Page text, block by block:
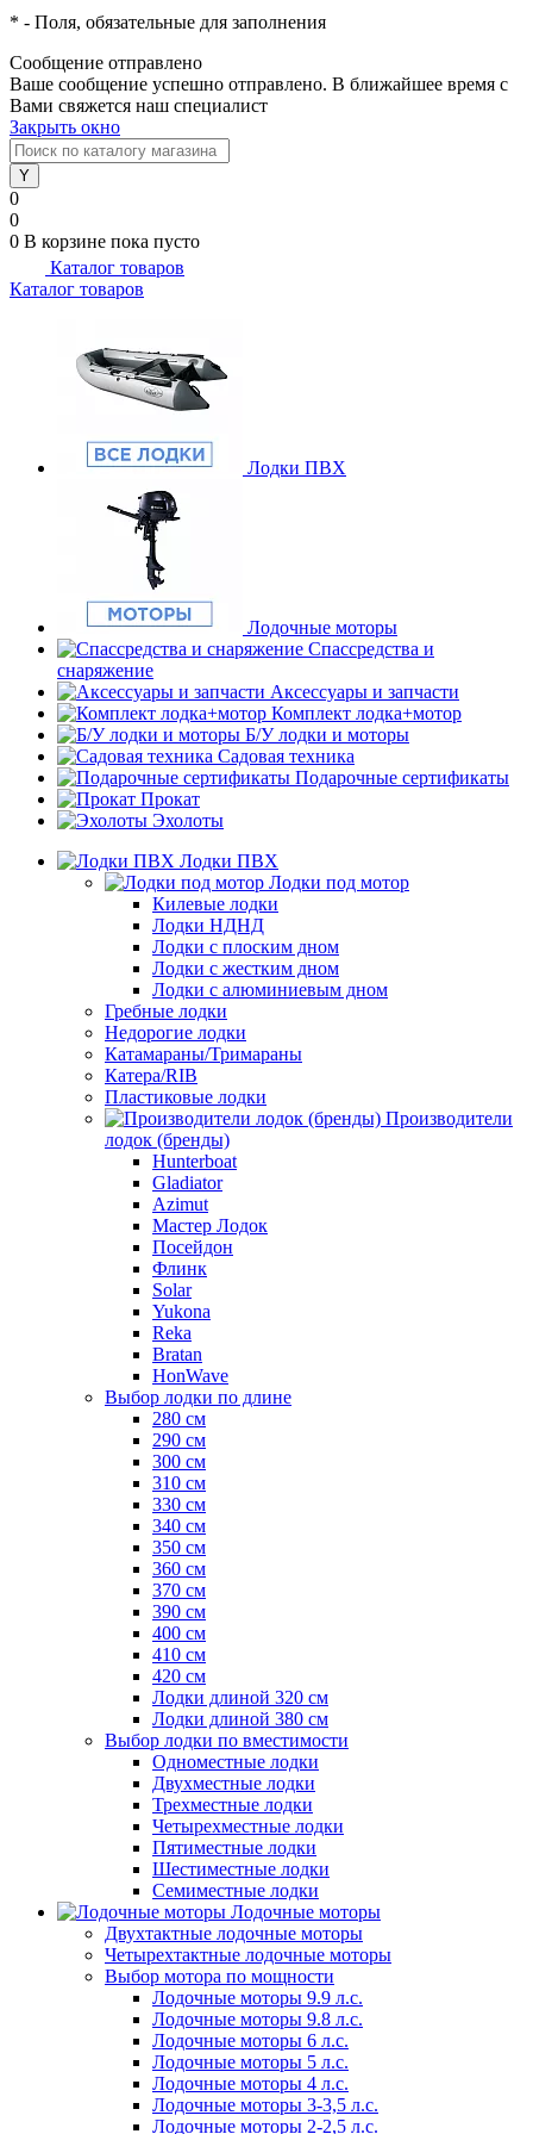
* - Поля, обязательные для заполнения
Сообщение отправлено
Ваше сообщение успешно отправлено. В ближайшее время с
Вами свяжется наш специалист
Закрыть окно
0
0
0 В корзине пока пусто
Каталог товаров
Каталог товаров
Лодки ПВХ
Лодочные моторы
Спассредства и
снаряжение
Аксессуары и запчасти
Комплект лодка+мотор
Б/У лодки и моторы
Садовая техника
Подарочные сертификаты
Прокат
Эхолоты
Лодки ПВХ
Лодки под мотор
Килевые лодки
Лодки НДНД
Лодки с плоским дном
Лодки с жестким дном
Лодки с алюминиевым дном
Гребные лодки
Недорогие лодки
Катамараны/Тримараны
Катера/RIB
Пластиковые лодки
Производители
лодок (бренды)
Hunterboat
Gladiator
Azimut
Мастер Лодок
Посейдон
Флинк
Solar
Yukona
Reka
Bratan
HonWave
Выбор лодки по длине
280 см
290 см
300 см
310 см
330 см
340 см
350 см
360 см
370 см
390 см
400 см
410 см
420 см
Лодки длиной 320 см
Лодки длиной 380 см
Выбор лодки по вместимости
Одноместные лодки
Двухместные лодки
Трехместные лодки
Четырехместные лодки
Пятиместные лодки
Шестиместные лодки
Семиместные лодки
Лодочные моторы
Двухтактные лодочные моторы
Четырехтактные лодочные моторы
Выбор мотора по мощности
Лодочные моторы 9.9 л.с.
Лодочные моторы 9.8 л.с.
Лодочные моторы 6 л.с.
Лодочные моторы 5 л.с.
Лодочные моторы 4 л.с.
Лодочные моторы 3-3,5 л.с.
Лодочные моторы 2-2,5 л.с.